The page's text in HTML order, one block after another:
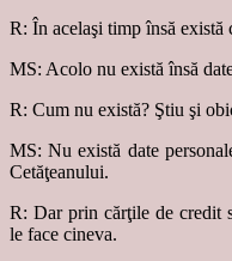
R: În acelaşi timp însă
MS: Acolo nu există însă
R: Cum nu există? Ştiu şi
MS: Nu există date
Cetăţeanului.
R: Dar prin cărţile de credit
le face cineva.